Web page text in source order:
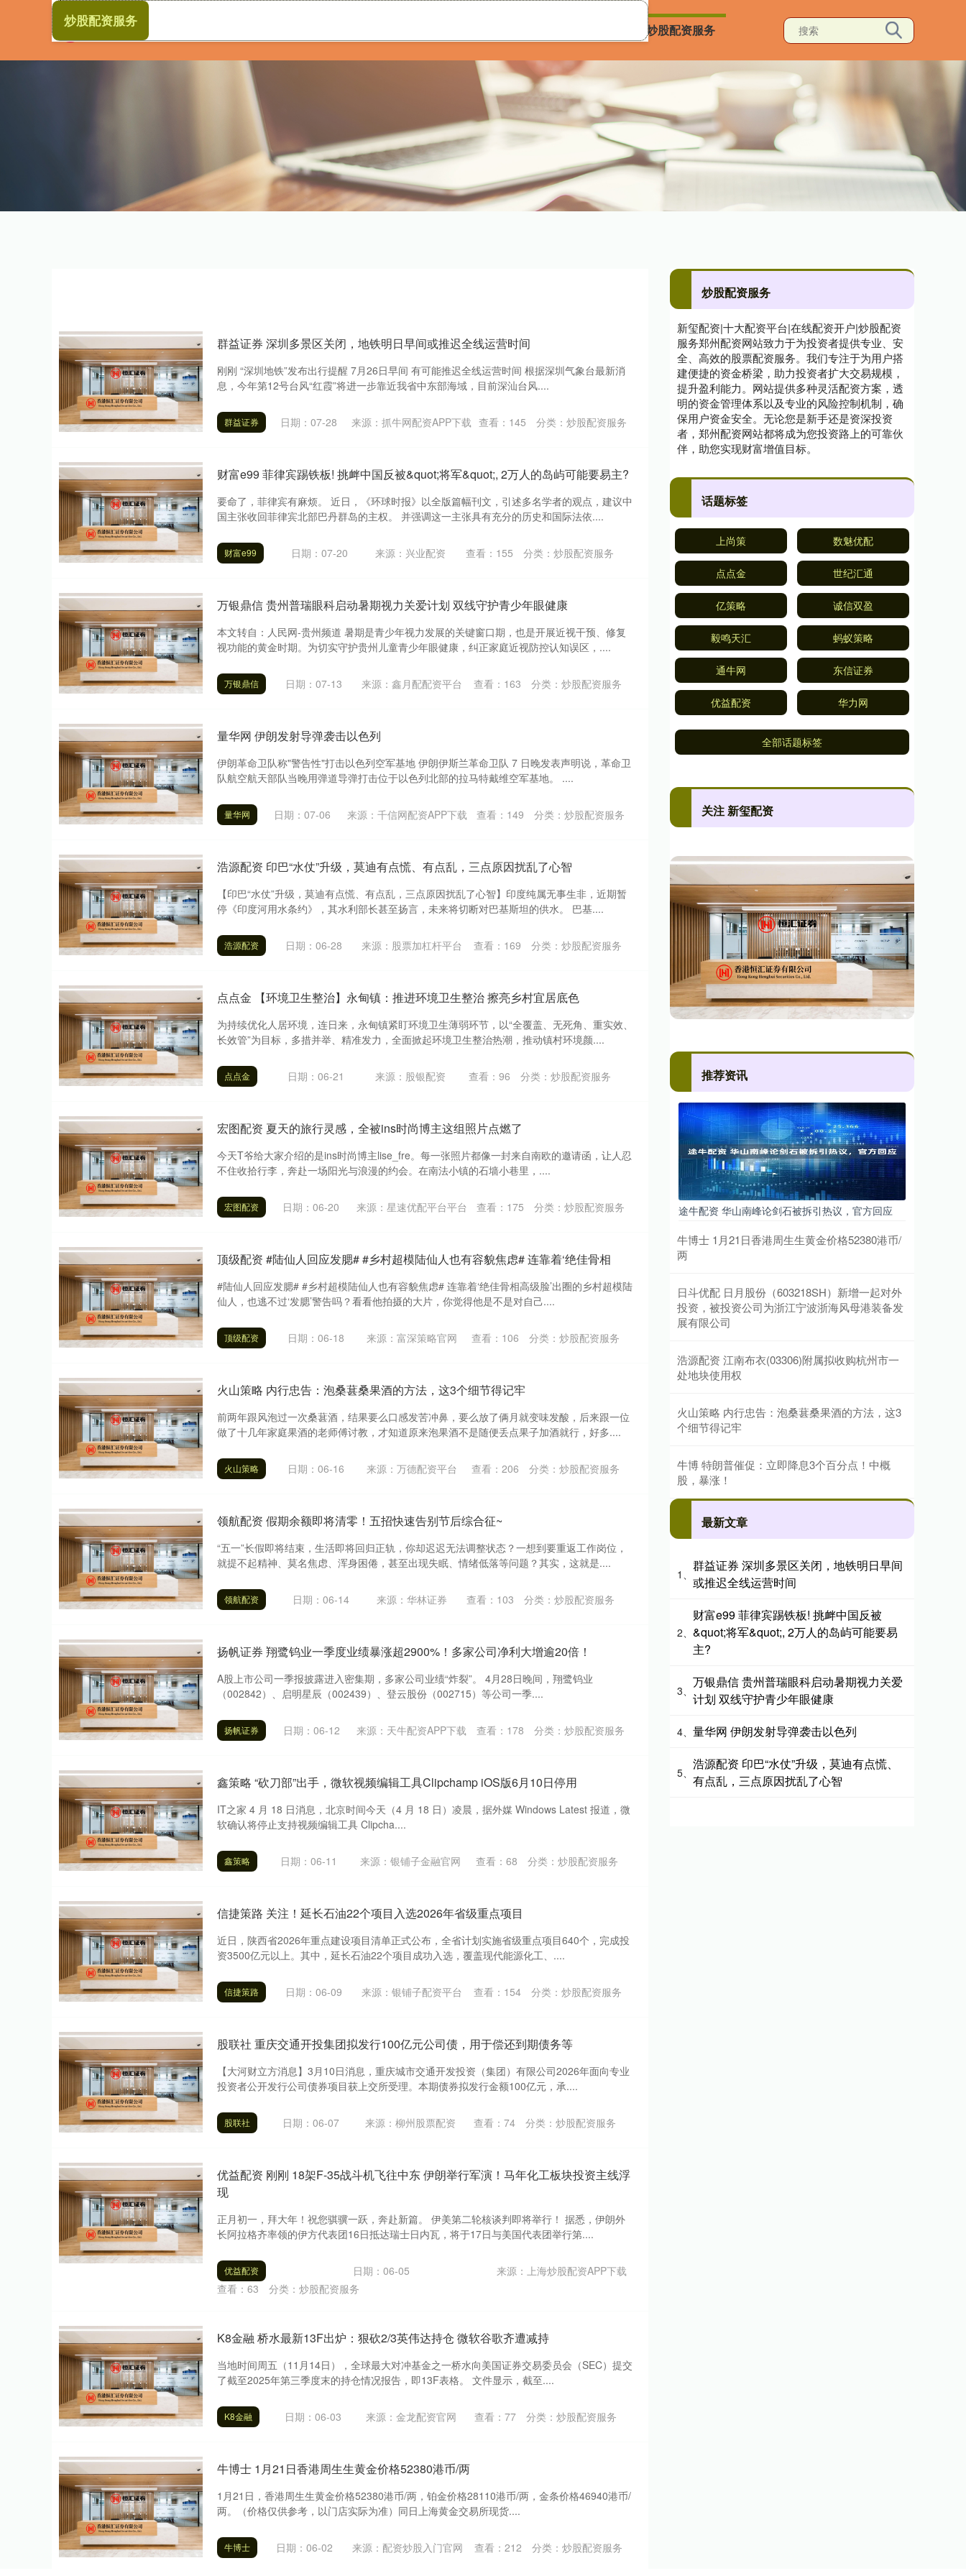
炒股配资服务
炒股配资服务
群益证券 深圳多景区关闭，地铁明日早间或推迟全线运营时间
刚刚 “深圳地铁”发布出行提醒 7月26日早间 有可能推迟全线运营时间 根据深圳气象台最新消
息，今年第12号台风“红霞”将进一步靠近我省中东部海域，目前深汕台风....
群益证券 日期：07-28 来源：抓牛网配资APP下载 查看： 145 分类： 炒股配资服务
财富e99 菲律宾踢铁板! 挑衅中国反被&quot;将军&quot;, 2万人的岛屿可能要易主?
要命了，菲律宾有麻烦。 近日，《环球时报》以全版篇幅刊文，引述多名学者的观点，建议中
国主张收回菲律宾北部巴丹群岛的主权。 并强调这一主张具有充分的历史和国际法依....
财富e99 日期：07-20 来源：兴业配资 查看： 155 分类： 炒股配资服务
万银鼎信 贵州普瑞眼科启动暑期视力关爱计划 双线守护青少年眼健康
本文转自：人民网-贵州频道 暑期是青少年视力发展的关键窗口期，也是开展近视干预、修复
视功能的黄金时期。为切实守护贵州儿童青少年眼健康，纠正家庭近视防控认知误区，....
万银鼎信 日期：07-13 来源：鑫月配配资平台 查看： 163 分类：炒股配资服务
量华网 伊朗发射导弹袭击以色列
伊朗革命卫队称"警告性"打击以色列空军基地 伊朗伊斯兰革命卫队 7 日晚发表声明说，革命卫
队航空航天部队当晚用弹道导弹打击位于以色列北部的拉马特戴维空军基地。 ....
量华网 日期：07-06 来源：千信网配资APP下载 查看： 149 分类： 炒股配资服务
浩源配资 印巴“水仗”升级，莫迪有点慌、有点乱，三点原因扰乱了心智
【印巴“水仗”升级，莫迪有点慌、有点乱，三点原因扰乱了心智】印度纯属无事生非，近期暂
停《印度河用水条约》，其水利部长甚至扬言，未来将切断对巴基斯坦的供水。 巴基....
浩源配资 日期：06-28 来源：股票加杠杆平台 查看： 169 分类：炒股配资服务
点点金 【环境卫生整治】永甸镇：推进环境卫生整治 擦亮乡村宜居底色
为持续优化人居环境，连日来，永甸镇紧盯环境卫生薄弱环节，以“全覆盖、无死角、重实效、
长效管”为目标，多措并举、精准发力，全面掀起环境卫生整治热潮，推动镇村环境颜....
点点金 日期：06-21 来源：股银配资 查看： 96 分类： 炒股配资服务
宏图配资 夏天的旅行灵感，全被ins时尚博主这组照片点燃了
今天T爷给大家介绍的是ins时尚博主lise_fre。每一张照片都像一封来自南欧的邀请函，让人忍
不住收拾行李，奔赴一场阳光与浪漫的约会。在南法小镇的石墙小巷里，....
宏图配资 日期：06-20 来源：星速优配平台平台 查看： 175 分类： 炒股配资服务
顶级配资 #陆仙人回应发腮# #乡村超模陆仙人也有容貌焦虑# 连靠着‘绝佳骨相
#陆仙人回应发腮# #乡村超模陆仙人也有容貌焦虑# 连靠着‘绝佳骨相高级脸’出圈的乡村超模陆
仙人，也逃不过‘发腮’警告吗？看看他拍摄的大片，你觉得他是不是对自己....
顶级配资 日期：06-18 来源：富深策略官网 查看： 106 分类： 炒股配资服务
火山策略 内行忠告：泡桑葚桑果酒的方法，这3个细节得记牢
前两年跟风泡过一次桑葚酒，结果要么口感发苦冲鼻，要么放了俩月就变味发酸，后来跟一位
做了十几年家庭果酒的老师傅讨教，才知道原来泡果酒不是随便丢点果子加酒就行，好多....
火山策略 日期：06-16 来源：万德配资平台 查看： 206 分类： 炒股配资服务
领航配资 假期余额即将清零！五招快速告别节后综合征~
“五一”长假即将结束，生活即将回归正轨，你却迟迟无法调整状态？一想到要重返工作岗位，
就提不起精神、莫名焦虑、浑身困倦，甚至出现失眠、情绪低落等问题？其实，这就是....
领航配资 日期：06-14 来源：华林证券 查看： 103 分类： 炒股配资服务
扬帆证券 翔鹭钨业一季度业绩暴涨超2900%！多家公司净利大增逾20倍！
A股上市公司一季报披露进入密集期，多家公司业绩“炸裂”。 4月28日晚间，翔鹭钨业
（002842）、启明星辰（002439）、登云股份（002715）等公司一季....
扬帆证券 日期：06-12 来源：天牛配资APP下载 查看： 178 分类： 炒股配资服务
鑫策略 “砍刀部”出手，微软视频编辑工具Clipchamp iOS版6月10日停用
IT之家 4 月 18 日消息，北京时间今天（4 月 18 日）凌晨，据外媒 Windows Latest 报道，微
软确认将停止支持视频编辑工具 Clipcha....
鑫策略 日期：06-11 来源：银铺子金融官网 查看：68 分类：炒股配资服务
信捷策路 关注！延长石油22个项目入选2026年省级重点项目
近日，陕西省2026年重点建设项目清单正式公布，全省计划实施省级重点项目640个，完成投
资3500亿元以上。其中，延长石油22个项目成功入选，覆盖现代能源化工、....
信捷策路 日期：06-09 来源：银铺子配资平台 查看： 154 分类：炒股配资服务
股联社 重庆交通开投集团拟发行100亿元公司债，用于偿还到期债务等
【大河财立方消息】3月10日消息，重庆城市交通开发投资（集团）有限公司2026年面向专业
投资者公开发行公司债券项目获上交所受理。本期债券拟发行金额100亿元，承....
股联社 日期：06-07 来源：柳州股票配资 查看： 74 分类： 炒股配资服务
优益配资 刚刚 18架F-35战斗机飞往中东 伊朗举行军演！马年化工板块投资主线浮
现
正月初一，拜大年！祝您骐骥一跃，奔赴新篇。 伊美第二轮核谈判即将举行！ 据悉，伊朗外
长阿拉格齐率领的伊方代表团16日抵达瑞士日内瓦，将于17日与美国代表团举行第....
优益配资 日期：06-05
来源：上海炒股配资APP下载
查看： 63 分类： 炒股配资服务
K8金融 桥水最新13F出炉：狠砍2/3英伟达持仓 微软谷歌齐遭减持
当地时间周五（11月14日），全球最大对冲基金之一桥水向美国证券交易委员会（SEC）提交
了截至2025年第三季度末的持仓情况报告，即13F表格。 文件显示，截至....
K8金融 日期：06-03 来源：金龙配资官网 查看： 77 分类： 炒股配资服务
牛博士 1月21日香港周生生黄金价格52380港币/两
1月21日，香港周生生黄金价格52380港币/两，铂金价格28110港币/两，金条价格46940港币/
两。（价格仅供参考，以门店实际为准）同日上海黄金交易所现货....
牛博士 日期：06-02 来源：配资炒股入门官网 查看： 212 分类： 炒股配资服务
炒股配资服务
新玺配资|十大配资平台|在线配资开户|炒股配资
服务郑州配资网站致力于为投资者提供专业、安
全、高效的股票配资服务。我们专注于为用户搭
建便捷的资金桥梁，助力投资者扩大交易规模，
提升盈利能力。网站提供多种灵活配资方案，透
明的资金管理体系以及专业的风险控制机制，确
保用户资金安全。无论您是新手还是资深投资
者，郑州配资网站都将成为您投资路上的可靠伙
伴，助您实现财富增值目标。
话题标签
上尚策 数魅优配
点点金 世纪汇通
亿策略 诚信双盈
毅鸣天汇 蚂蚁策略
通牛网 东信证券
优益配资 华力网
全部话题标签
关注 新玺配资
推荐资讯
途牛配资 华山南峰论剑石被拆引热议，官方回应
牛博士 1月21日香港周生生黄金价格52380港币/
两
日斗优配 日月股份（603218SH）新增一起对外
投资，被投资公司为浙江宁波浙海风母港装备发
展有限公司
浩源配资 江南布衣(03306)附属拟收购杭州市一
处地块使用权
火山策略 内行忠告：泡桑葚桑果酒的方法，这3
个细节得记牢
牛博 特朗普催促：立即降息3个百分点！中概
股，暴涨！
最新文章
1、
群益证券 深圳多景区关闭，地铁明日早间
或推迟全线运营时间
2、
财富e99 菲律宾踢铁板! 挑衅中国反被
&quot;将军&quot;, 2万人的岛屿可能要易
主?
3、
万银鼎信 贵州普瑞眼科启动暑期视力关爱
计划 双线守护青少年眼健康
4、 量华网 伊朗发射导弹袭击以色列
5、
浩源配资 印巴“水仗”升级，莫迪有点慌、
有点乱，三点原因扰乱了心智